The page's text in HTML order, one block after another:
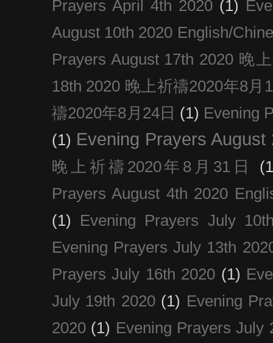
Prayers April 4th 2020 (1)
August 10th 2020 English/
Prayers August 17th 2020 晚
18th 2020 晚上祈禱2020年8月
禱2020年8月24日 (1) Evening
(1) Evening Prayers August
晚上祈禱2020年8月31日
Prayers August 4th 2020
(1)
Evening Prayers July
Evening Prayers July 13th
Prayers July 16th 2020 (1)
July 19th 2020 (1) Evening
2020 (1) Evening Prayers July